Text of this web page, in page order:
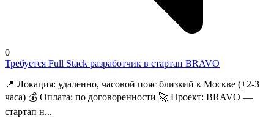
0
Требуется Full Stack разработчик в стартап BRAVO
📍 Локация: удаленно, часовой пояс близкий к Москве (±2-3
часа) 💰 Оплата: по договоренности 🚀 Проект: BRAVO —
стартап н...